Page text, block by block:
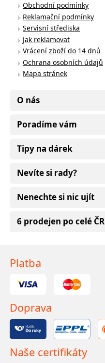
Obchodní podmínky
Reklamační podmínky
Servisní střediska
Jak reklamovat
Vrácení zboží do 14 dnů
Ochrana osobních údajů
Mapa stránek
O nás
Poradíme vám
Tipy na dárek
Nevíte si rady?
Nenechte si nic ujít
6 prodejen po celé ČR
Platba
Doprava
Naše certifikáty